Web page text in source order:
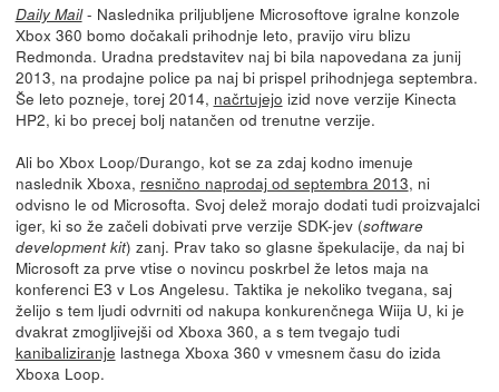
Daily Mail- Naslednika priljubljene Microsoftove igralne konzole
Xbox 360 bomo dočakali prihodnje leto, pravijo viru blizu
Redmonda. Uradna predstavitev naj bi bila napovedana za junij
2013, na prodajne police pa naj bi prispel prihodnjega septembra.
Še leto pozneje, torej 2014, načrtujejo izid nove verzije Kinecta
HP2, ki bo precej bolj natančen od trenutne verzije.
Ali bo Xbox Loop/Durango, kot se za zdaj kodno imenuje
naslednik Xboxa, resnično naprodaj od septembra 2013, ni
odvisno le od Microsofta. Svoj delež morajo dodati tudi proizvajalci
iger, ki so že začeli dobivati prve verzije SDK-jev (software
development kit) zanj. Prav tako so glasne špekulacije, da naj bi
Microsoft za prve vtise o novincu poskrbel že letos maja na
konferenci E3 v Los Angelesu. Taktika je nekoliko tvegana, saj
želijo s tem ljudi odvrniti od nakupa konkurenčnega Wiija U, ki je
dvakrat zmogljivejši od Xboxa 360, a s tem tvegajo tudi
kanibaliziranje lastnega Xboxa 360 v vmesnem času do izida
Xboxa Loop.